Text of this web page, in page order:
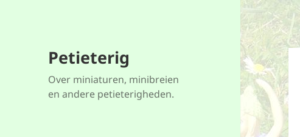
Petieterig
Over miniaturen, minibreien
en andere petieterigheden.